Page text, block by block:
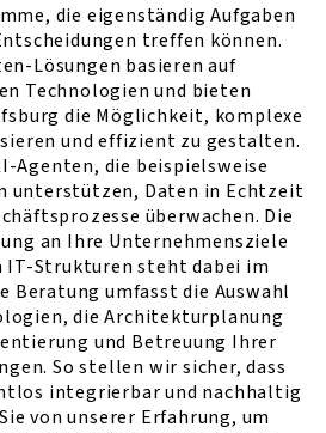
die eigenständig Aufgaben
treffen können.
Lösungen basieren auf
Technologien und bieten
die Möglichkeit, komplexe
und effizient zu gestalten.
Agenten, die beispielsweise
unterstützen, Daten in Echtzeit
überwachen. Die
an Ihre Unternehmensziele
IT-Strukturen steht dabei im
Beratung umfasst die Auswahl
die Architekturplanung
und Betreuung Ihrer
So stellen wir sicher, dass
integrierbar und nachhaltig
von unserer Erfahrung, um